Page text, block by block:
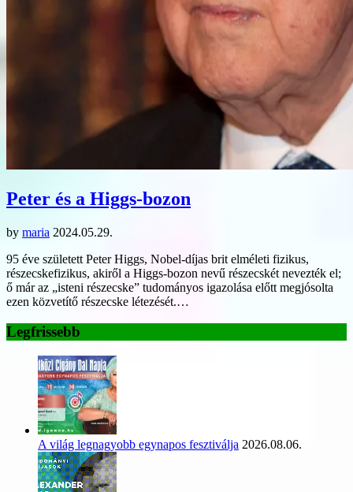
Peter és a Higgs-bozon
by maria 2024.05.29.
95 éve született Peter Higgs, Nobel-díjas brit elméleti fizikus,
részecskefizikus, akiről a Higgs-bozon nevű részecskét nevezték el;
ő már az „isteni részecske” tudományos igazolása előtt megjósolta
ezen közvetítő részecske létezését.…
Legfrissebb
A világ legnagyobb egynapos fesztiválja 2026.08.06.